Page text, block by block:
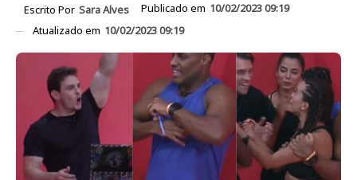
Escrito Por Sara Alves Publicado em 10/02/2023 09:19
Atualizado em 10/02/2023 09:19